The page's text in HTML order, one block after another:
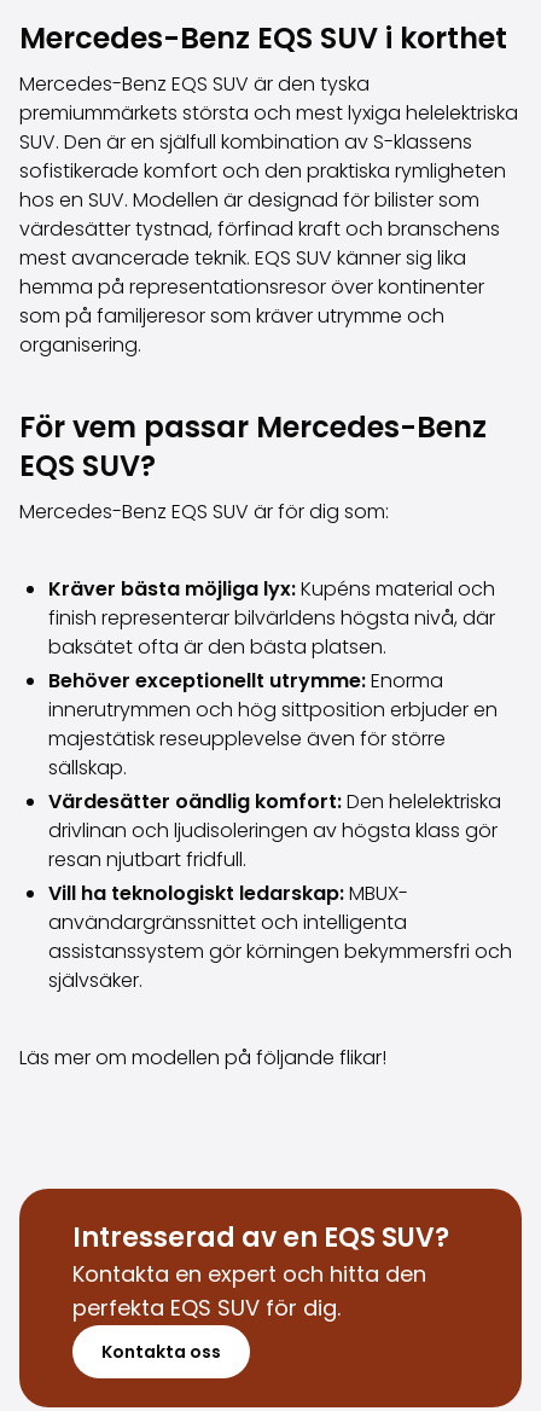
Kombibilar
Dragfordon
Skåpbilar
Kommersiella fordon
Auktionsbilar
Prisvärda bilar
Saka Select
Bilmärken
De populäraste bilmärkena
Audi
BMW
Mercedes-Benz
Polestar
Skoda
Toyota
Volvo
Alla märken
Sälj din bil
Sälj din bil
Sälj företagsbilen
Artiklar relaterade till bilförsäljning
Kom ihåg dessa när du säljer din bil!
Miten säilytän autoni arvon?
Produkter & tjänster
Ytterligare biltjänster
SakaVarma
SakaKasko
Finansiering
Hemleverans
SakaVarma för kommersiella fordon
Dragkrokar
Butiker
Företag
Saka Finland Oy
Administration
Inköpsteam
Kontakta oss
Rekrytering
Faktureringsinformation
Mercedes-Benz EQS SUV i korthet
Mercedes-Benz EQS SUV är den tyska
premiummärkets största och mest lyxiga helelektriska
SUV. Den är en själfull kombination av S-klassens
sofistikerade komfort och den praktiska rymligheten
hos en SUV. Modellen är designad för bilister som
värdesätter tystnad, förfinad kraft och branschens
mest avancerade teknik. EQS SUV känner sig lika
hemma på representationsresor över kontinenter
som på familjeresor som kräver utrymme och
organisering.
För vem passar Mercedes-Benz
EQS SUV?
Mercedes-Benz EQS SUV är för dig som:
Kräver bästa möjliga lyx:Kupéns material och
finish representerar bilvärldens högsta nivå, där
baksätet ofta är den bästa platsen.
Behöver exceptionellt utrymme:Enorma
innerutrymmen och hög sittposition erbjuder en
majestätisk reseupplevelse även för större
sällskap.
Värdesätter oändlig komfort:Den helelektriska
drivlinan och ljudisoleringen av högsta klass gör
resan njutbart fridfull.
Vill ha teknologiskt ledarskap:MBUX-
användargränssnittet och intelligenta
assistanssystem gör körningen bekymmersfri och
självsäker.
Läs mer om modellen på följande flikar!
Intresserad av en EQS SUV?
Kontakta en expert och hitta den
perfekta EQS SUV för dig.
Kontakta oss